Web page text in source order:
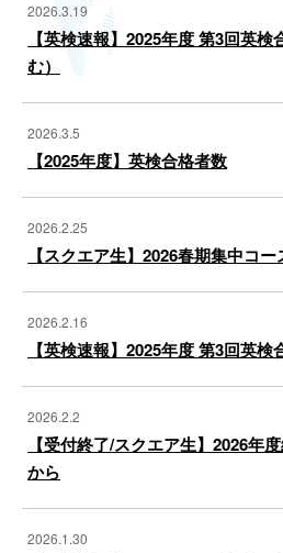
2026.3.19
【英検速報】2025年度 第3回英
む）
2026.3.5
【2025年度】英検合格者数
2026.2.25
【スクエア生】2026春期集中コ
2026.2.16
【英検速報】2025年度 第3回英検
2026.2.2
【受付終了/スクエア生】2026年
から
2026.1.30